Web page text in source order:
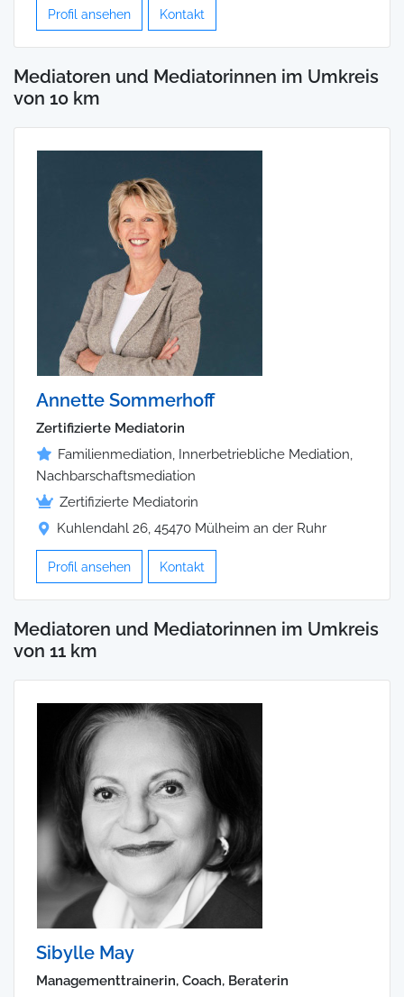
Profil ansehen Kontakt
Mediatoren und Mediatorinnen im Umkreis
von 10 km
Annette Sommerhoff
Zertifizierte Mediatorin
Familienmediation, Innerbetriebliche Mediation,
Nachbarschaftsmediation
Zertifizierte Mediatorin
Kuhlendahl 26, 45470 Mülheim an der Ruhr
Profil ansehen Kontakt
Mediatoren und Mediatorinnen im Umkreis
von 11 km
Sibylle May
Managementtrainerin, Coach, Beraterin